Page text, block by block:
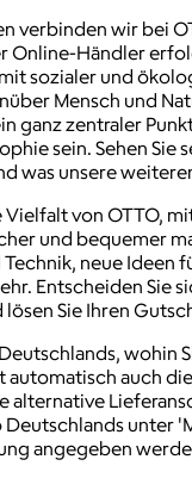
verbinden wir bei
Online-Händler
sozialer und
Mensch und
ganz zentraler
sein. Sehen Sie
was unsere
von OTTO,
und bequemer
neue Ideen
Entscheiden Sie
Sie Ihren
wohin
automatisch auch
alternative
Deutschlands unter
angegeben